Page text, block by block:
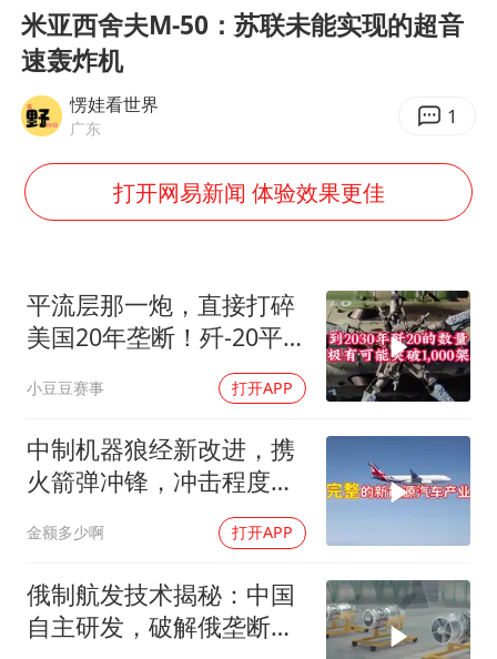
王传君 《披荆斩棘》
2025年小学教师减少13.19万
上海大部迎大暴雨
构建更高水平的全民健身公共服务体系
米亚西舍夫M-50：苏联未能实现的超音
速轰炸机
愣娃看世界
广东 1
打开网易新闻 体验效果更佳
平流层那一炮，直接打碎
美国20年垄断！歼-20平
小豆豆赛事 打开APP
中制机器狼经新改进，携
火箭弹冲锋，冲击程度如
金额多少啊 打开APP
俄制航发技术揭秘：中国
自主研发，破解俄垄断之